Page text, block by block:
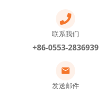
联系我们
+86-0553-2836939
发送邮件